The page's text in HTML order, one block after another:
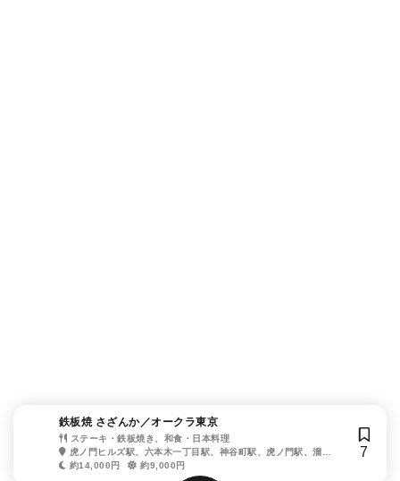
鉄板焼 さざんか／オークラ東京
ステーキ・鉄板焼き、和食・日本料理
虎ノ門ヒルズ駅、六本木一丁目駅、神谷町駅、虎ノ門駅、溜池
山王駅、国会議事堂前駅
約14,000円 約9,000円
7